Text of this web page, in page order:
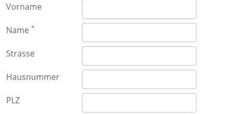
Vorname
Name *
Strasse
Hausnummer
PLZ